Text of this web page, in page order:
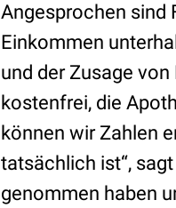
Angesprochen sind
Einkommen
und der Zusage
kostenfrei, die
können wir Zahlen
tatsächlich ist“,
genommen haben